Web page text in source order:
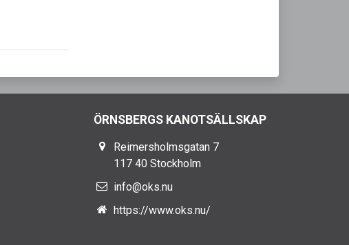
ÖRNSBERGS KANOTSÄLLSKAP
Reimersholmsgatan 7
117 40 Stockholm
info@oks.nu
https://www.oks.nu/